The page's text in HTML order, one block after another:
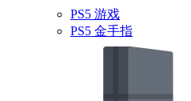
PS5 游戏
PS5 金手指